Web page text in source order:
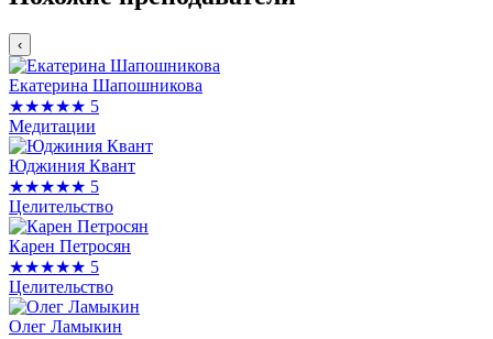
‹
Екатерина Шапошникова
★★★★★ 5
Медитации
Юджиния Квант
★★★★★ 5
Целительство
Карен Петросян
★★★★★ 5
Целительство
Олег Ламыкин